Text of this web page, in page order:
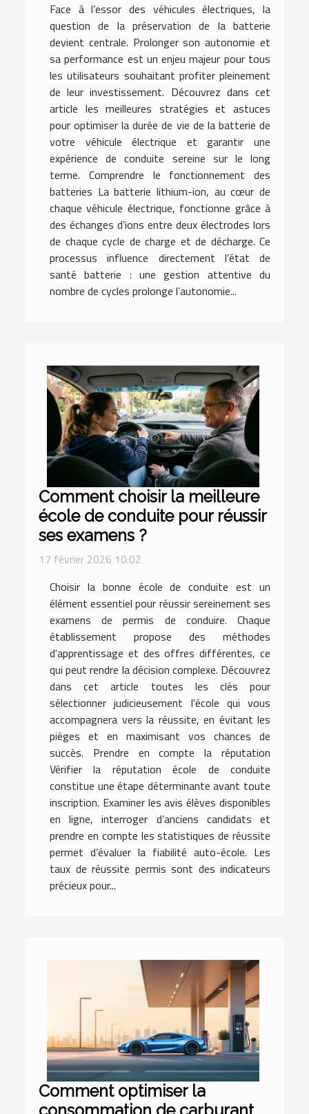
Face à l’essor des véhicules électriques, la
question de la préservation de la batterie
devient centrale. Prolonger son autonomie et
sa performance est un enjeu majeur pour tous
les utilisateurs souhaitant profiter pleinement
de leur investissement. Découvrez dans cet
article les meilleures stratégies et astuces
pour optimiser la durée de vie de la batterie de
votre véhicule électrique et garantir une
expérience de conduite sereine sur le long
terme. Comprendre le fonctionnement des
batteries La batterie lithium-ion, au cœur de
chaque véhicule électrique, fonctionne grâce à
des échanges d’ions entre deux électrodes lors
de chaque cycle de charge et de décharge. Ce
processus influence directement l’état de
santé batterie : une gestion attentive du
nombre de cycles prolonge l’autonomie...
Comment choisir la meilleure
école de conduite pour réussir
ses examens ?
17 février 2026 10:02
Choisir la bonne école de conduite est un
élément essentiel pour réussir sereinement ses
examens de permis de conduire. Chaque
établissement propose des méthodes
d'apprentissage et des offres différentes, ce
qui peut rendre la décision complexe. Découvrez
dans cet article toutes les clés pour
sélectionner judicieusement l'école qui vous
accompagnera vers la réussite, en évitant les
pièges et en maximisant vos chances de
succès. Prendre en compte la réputation
Vérifier la réputation école de conduite
constitue une étape déterminante avant toute
inscription. Examiner les avis élèves disponibles
en ligne, interroger d’anciens candidats et
prendre en compte les statistiques de réussite
permet d’évaluer la fiabilité auto-école. Les
taux de réussite permis sont des indicateurs
précieux pour...
Comment optimiser la
consommation de carburant